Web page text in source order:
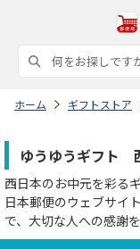
ホーム ギフトストア
ゆうゆうギフト
西日本のお中元を彩る
日本郵便のウェブサイ
で、大切な人への感謝